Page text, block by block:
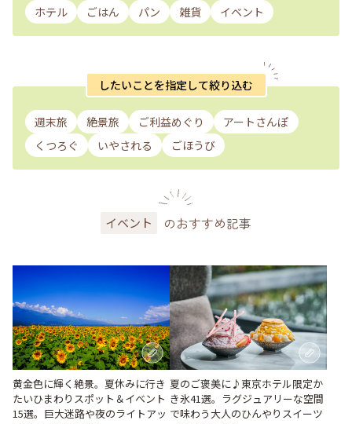
ホテル ごはん パン 雑貨 イベント
したいことを指定して絞り込む
週末旅 絶景旅 ご利益めぐり
アートさんぽ
くつろぐ
いやされる ごほうび
イベント のおすすめ記事
黄金色に輝く絶景。夏休みに行き
たいひまわりスポット＆イベント
15選。巨大迷路や夜のライトアッ
夏のご褒美に♪東京ホテル限定か
き氷41選。ラグジュアリーな空間
で味わう大人のひんやりスイーツ